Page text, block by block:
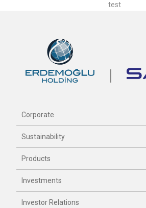
test
Corporate
Sustainability
Products
Investments
Investor Relations